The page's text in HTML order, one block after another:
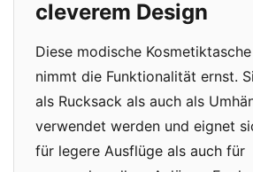
cleverem Design
Diese modische
nimmt die Funktionalität ernst.
als Rucksack als auch als
verwendet werden und eignet
für legere Ausflüge als auch für